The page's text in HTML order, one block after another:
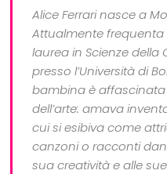
Alice Ferrari nasce a
Attualmente frequenta
laurea in Scienze
presso l’Università di
bambina è
dell’arte: amava
cui si esibiva come
canzoni o racconti
sua creatività e alle